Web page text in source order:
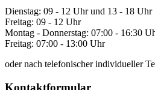
Dienstag: 09 - 12 Uhr und 13 - 18 Uhr
Freitag: 09 - 12 Uhr
Montag - Donnerstag: 07:00 - 16:30
Freitag: 07:00 - 13:00 Uhr
oder nach telefonischer individueller
Kontaktformular